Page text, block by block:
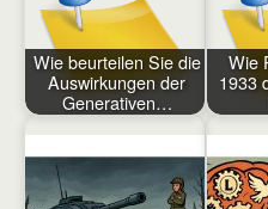
Wie beurteilen Sie die
Auswirkungen der
Generativen…
Wie
1933